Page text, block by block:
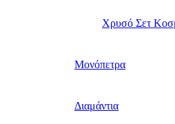
Χρυσό Σετ
Μονόπετρα
Διαμάντια